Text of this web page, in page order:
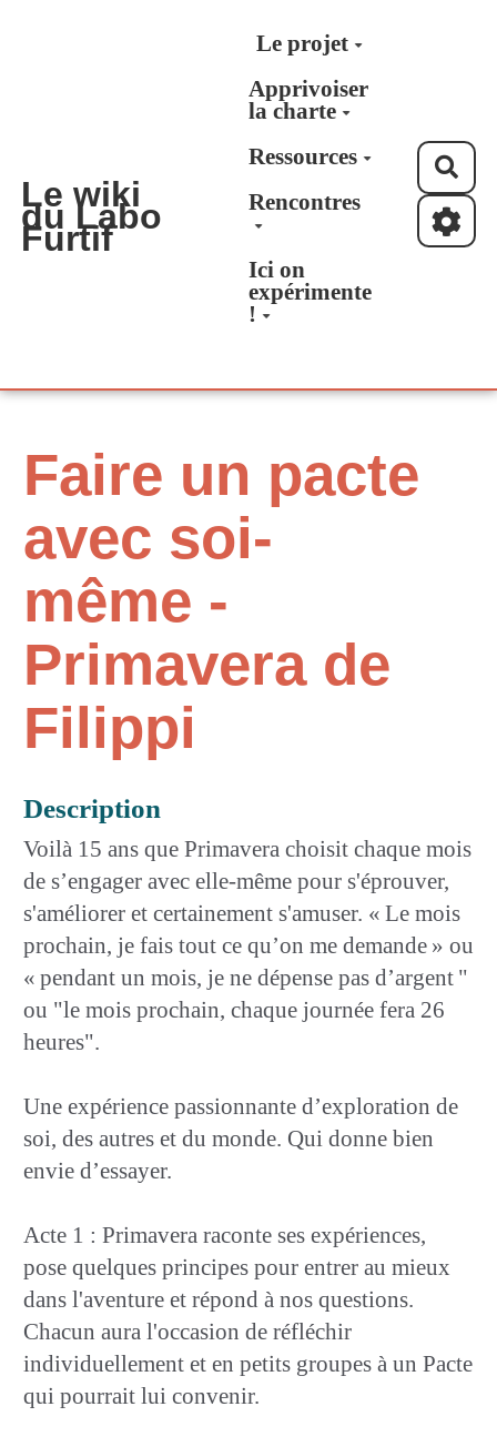
Aller au contenu principal
Le wiki
du Labo
Furtif
Le projet
Apprivoiser
la charte
Ressources
Rencontres
Ici on
expérimente
!
Faire un pacte
avec soi-
même -
Primavera de
Filippi
Description
Voilà 15 ans que Primavera choisit chaque mois
de s’engager avec elle-même pour s'éprouver,
s'améliorer et certainement s'amuser. « Le mois
prochain, je fais tout ce qu’on me demande » ou
« pendant un mois, je ne dépense pas d’argent "
ou "le mois prochain, chaque journée fera 26
heures".
Une expérience passionnante d’exploration de
soi, des autres et du monde. Qui donne bien
envie d’essayer.
Acte 1 : Primavera raconte ses expériences,
pose quelques principes pour entrer au mieux
dans l'aventure et répond à nos questions.
Chacun aura l'occasion de réfléchir
individuellement et en petits groupes à un Pacte
qui pourrait lui convenir.